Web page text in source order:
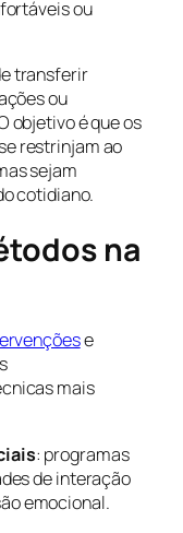
ou
transferir
ou
objetivo é que os
restrinjam ao
sejam
cotidiano.
na
e
mais
: programas
de interação
emocional.